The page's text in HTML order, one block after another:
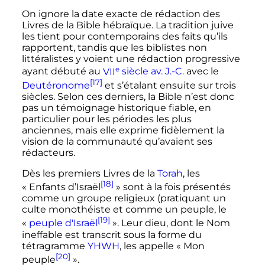
On ignore la date exacte de rédaction des
Livres de la Bible hébraïque. La tradition juive
les tient pour contemporains des faits qu’ils
rapportent, tandis que les biblistes non
littéralistes y voient une rédaction progressive
ayant débuté au VIIesiècle av. J.-C.avec le
Deutéronome[17] et s’étalant ensuite sur trois
siècles. Selon ces derniers, la Bible n’est donc
pas un témoignage historique fiable, en
particulier pour les périodes les plus
anciennes, mais elle exprime fidèlement la
vision de la communauté qu’avaient ses
rédacteurs.
Dès les premiers Livres de la Torah, les
« Enfants d’Israël [18] » sont à la fois présentés
comme un groupe religieux (pratiquant un
culte monothéiste et comme un peuple, le
« peuple d'Israël [19] ». Leur dieu, dont le Nom
ineffable est transcrit sous la forme du
tétragramme YHWH, les appelle « Mon
peuple[20] ».